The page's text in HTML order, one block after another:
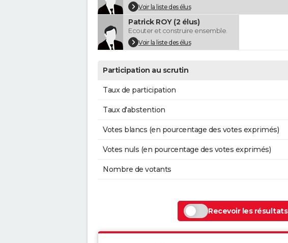
Voir la liste des élus
Patrick ROY (2 élus)
Ecouter et construire ensemble.
Voir la liste des élus
Participation au scrutin
Taux de participation
Taux d'abstention
Votes blancs (en pourcentage des votes exprimés)
Votes nuls (en pourcentage des votes exprimés)
Nombre de votants
Recevoir les résultats